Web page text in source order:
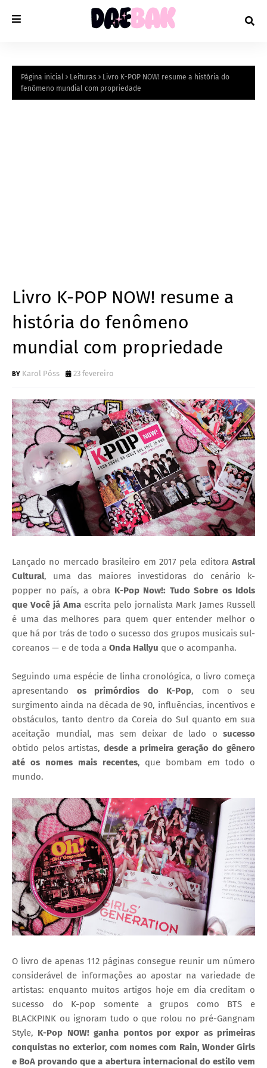
Página inicial Leituras
Livro K-POP NOW! resume a história do
fenômeno mundial com propriedade
Livro K-POP NOW! resume a
história do fenômeno
mundial com propriedade
Karol Póss 23 fevereiro
Lançado no mercado brasileiro em 2017 pela editora Astral
Cultural, uma das maiores investidoras do cenário k-
popper no país, a obra K-Pop Now!: Tudo Sobre os Idols
que Você já Ama escrita pelo jornalista Mark James Russell
é uma das melhores para quem quer entender melhor o
que há por trás de todo o sucesso dos grupos musicais sul-
coreanos — e de toda a Onda Hallyu que o acompanha.
Seguindo uma espécie de linha cronológica, o livro começa
apresentando os primórdios do K-Pop, com o seu
surgimento ainda na década de 90, influências, incentivos e
obstáculos, tanto dentro da Coreia do Sul quanto em sua
aceitação mundial, mas sem deixar de lado o sucesso
obtido pelos artistas, desde a primeira geração do gênero
até os nomes mais recentes, que bombam em todo o
mundo.
O livro de apenas 112 páginas consegue reunir um número
considerável de informações ao apostar na variedade de
artistas: enquanto muitos artigos hoje em dia creditam o
sucesso do K-pop somente a grupos como BTS e
BLACKPINK ou ignoram tudo o que rolou no pré-Gangnam
Style, K-Pop NOW! ganha pontos por expor as primeiras
conquistas no exterior, com nomes com Rain, Wonder Girls
e BoA provando que a abertura internacional do estilo vem